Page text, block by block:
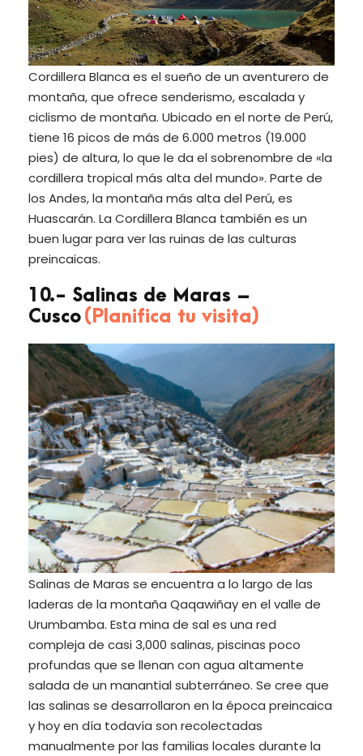
Cordillera Blanca es el sueño de un aventurero de
montaña, que ofrece senderismo, escalada y
ciclismo de montaña. Ubicado en el norte de Perú,
tiene 16 picos de más de 6.000 metros (19.000
pies) de altura, lo que le da el sobrenombre de «la
cordillera tropical más alta del mundo». Parte de
los Andes, la montaña más alta del Perú, es
Huascarán. La Cordillera Blanca también es un
buen lugar para ver las ruinas de las culturas
preincaicas.
10.- Salinas de Maras –
Cusco(Planifica tu visita)
Salinas de Maras se encuentra a lo largo de las
laderas de la montaña Qaqawiñay en el valle de
Urumbamba. Esta mina de sal es una red
compleja de casi 3,000 salinas, piscinas poco
profundas que se llenan con agua altamente
salada de un manantial subterráneo. Se cree que
las salinas se desarrollaron en la época preincaica
y hoy en día todavía son recolectadas
manualmente por las familias locales durante la